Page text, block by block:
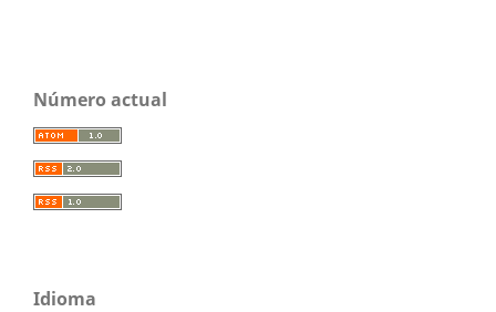
Número actual
Idioma